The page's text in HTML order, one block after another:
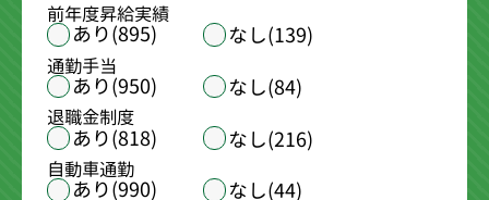
前年度昇給実績
あり(895) なし(139)
通勤手当
あり(950) なし(84)
退職金制度
あり(818) なし(216)
自動車通勤
あり(990) なし(44)